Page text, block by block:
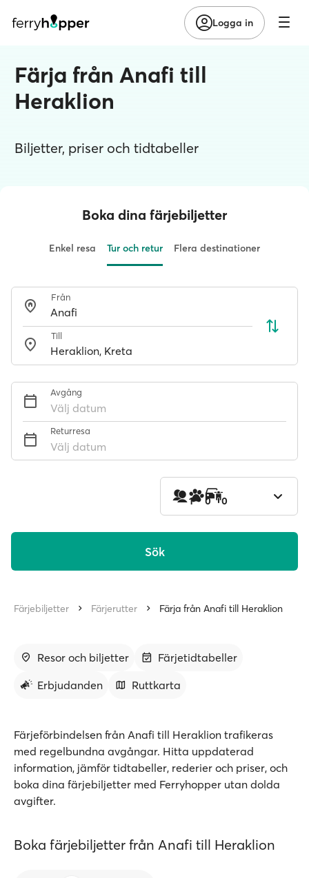
Logga in
Färja från Anafi till
Heraklion
Biljetter, priser och tidtabeller
Boka dina färjebiljetter
Enkel resa Tur och retur Flera destinationer
Från
Till
Avgång
Välj datum
Returresa
Välj datum
1 0 0
Sök
Färjebiljetter Färjerutter Färja från Anafi till Heraklion
Resor och biljetter
Färjetidtabeller
Erbjudanden
Ruttkarta
Färjeförbindelsen från Anafi till Heraklion trafikeras
med regelbundna avgångar. Hitta uppdaterad
information, jämför tidtabeller, rederier och priser, och
boka dina färjebiljetter med Ferryhopper utan dolda
avgifter.
Boka färjebiljetter från Anafi till Heraklion